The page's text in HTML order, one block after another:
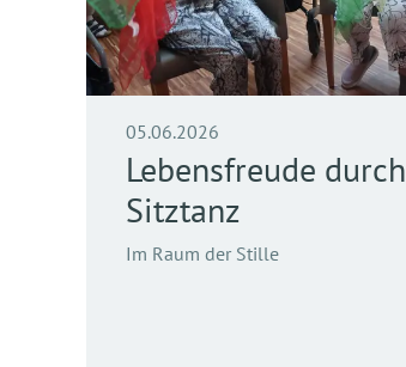
05.06.2026
Lebensfreude durch
Sitztanz
Im Raum der Stille